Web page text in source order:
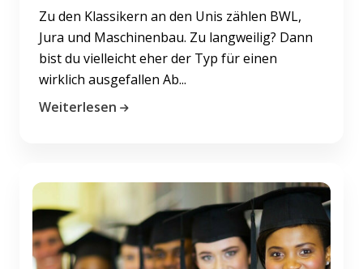
Zu den Klassikern an den Unis zählen BWL,
Jura und Maschinenbau. Zu langweilig? Dann
bist du vielleicht eher der Typ für einen
wirklich ausgefallen Ab...
Weiterlesen